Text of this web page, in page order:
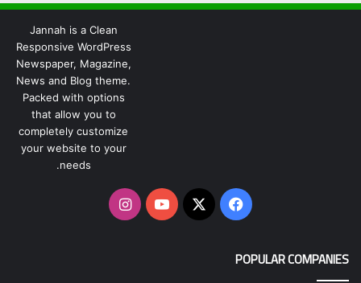
Jannah is a Clean
Responsive WordPress
Newspaper, Magazine,
News and Blog theme.
Packed with options
that allow you to
completely customize
your website to your
needs.
فيسبوك
‫X
‫YouTubeانستقرام
POPULAR COMPANIES